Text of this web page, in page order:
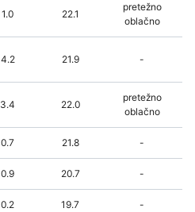
1.0 22.1
pretežno
oblačno
4.2 21.9 -
3.4 22.0
pretežno
oblačno
0.7 21.8 -
0.9 20.7 -
0.2 19.7 -